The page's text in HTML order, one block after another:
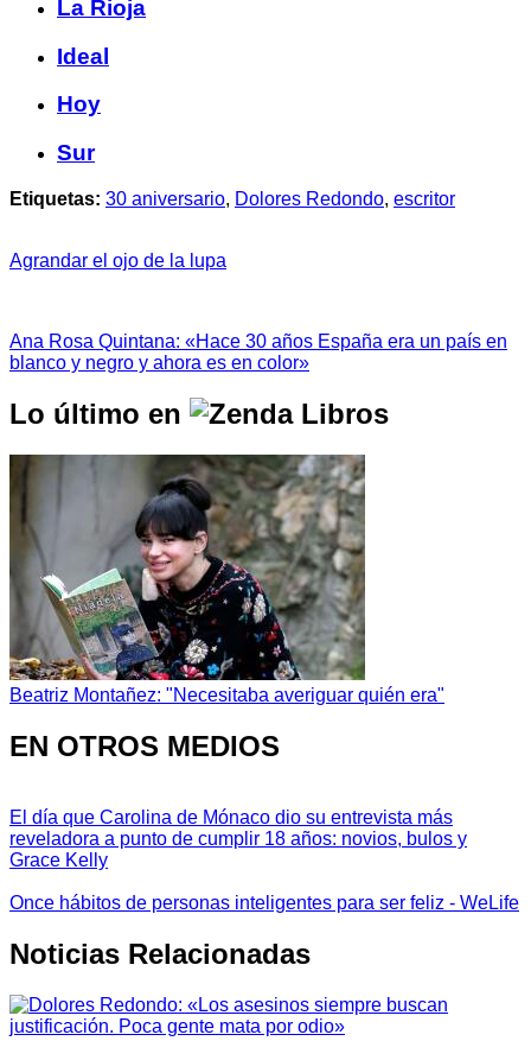
La Rioja
Ideal
Hoy
Sur
Etiquetas: 30 aniversario, Dolores Redondo, escritor
Agrandar el ojo de la lupa
Ana Rosa Quintana: «Hace 30 años España era un país en
blanco y negro y ahora es en color»
Lo último en
Beatriz Montañez: "Necesitaba averiguar quién era"
EN OTROS MEDIOS
El día que Carolina de Mónaco dio su entrevista más
reveladora a punto de cumplir 18 años: novios, bulos y
Grace Kelly
Once hábitos de personas inteligentes para ser feliz - WeLife
Noticias Relacionadas